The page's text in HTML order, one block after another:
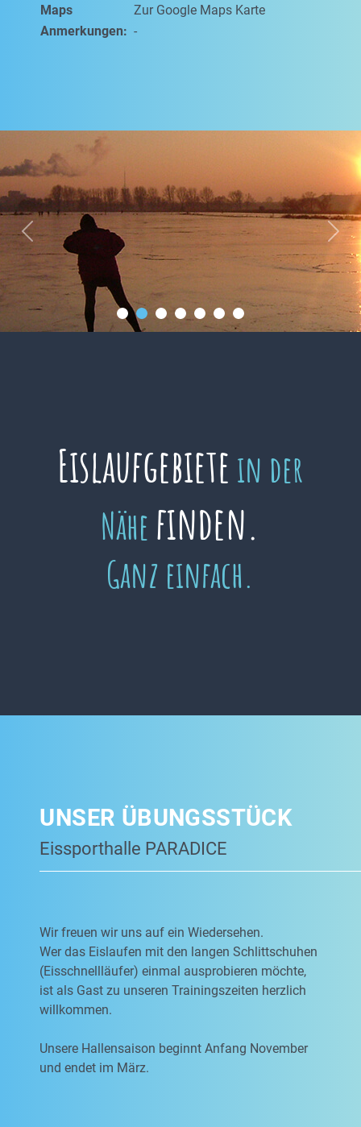
Previous Next
Maps
Zur Google Maps Karte
Anmerkungen: -
Eislaufgebiete in der
Nähe finden.
Ganz einfach.
UNSER ÜBUNGSSTÜCK
Eissporthalle PARADICE
Wir freuen wir uns auf ein Wiedersehen.
Wer das Eislaufen mit den langen Schlittschuhen
(Eisschnellläufer) einmal ausprobieren möchte,
ist als Gast zu unseren Trainingszeiten herzlich
willkommen.
Unsere Hallensaison beginnt Anfang November
und endet im März.